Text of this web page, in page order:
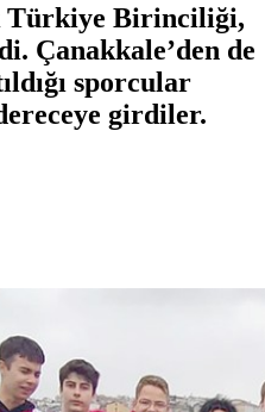
Türkiye Birinciliği,
Çanakkale’den de
sporcular
girdiler.